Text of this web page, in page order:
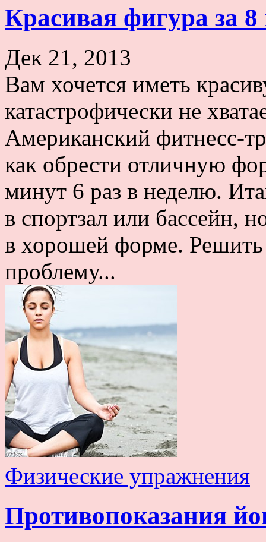
Красивая фигура за
Дек 21, 2013
Вам хочется иметь
катастрофически не
Американский фитнесс-
как обрести отличную
минут 6 раз в неделю.
в спортзал или бассейн,
в хорошей форме. Решить
проблему...
Физические упражнения
Противопоказания